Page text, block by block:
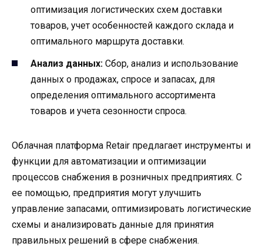
оптимизация логистических схем доставки
товаров, учет особенностей каждого склада и
оптимального маршрута доставки.
Анализ данных: Сбор, анализ и использование
данных о продажах, спросе и запасах, для
определения оптимального ассортимента
товаров и учета сезонности спроса.
Облачная платформа Retair предлагает инструменты и
функции для автоматизации и оптимизации
процессов снабжения в розничных предприятиях. С
ее помощью, предприятия могут улучшить
управление запасами, оптимизировать логистические
схемы и анализировать данные для принятия
правильных решений в сфере снабжения.